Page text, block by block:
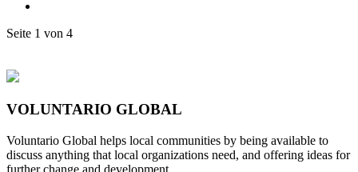
Seite 1 von 4
VOLUNTARIO GLOBAL
Voluntario Global helps local communities by being available to
discuss anything that local organizations need, and offering ideas for
further change and development.